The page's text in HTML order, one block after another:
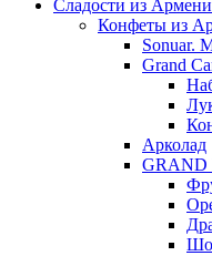
Сладости из
Конфеты из
Sonuar.
Grand
Арколад
GRAND